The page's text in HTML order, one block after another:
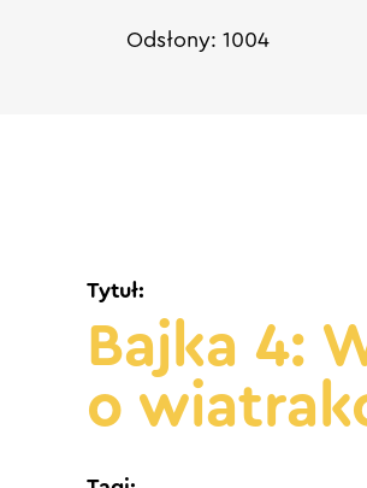
Odsłony: 1004
Bajka 4:
o
Tytuł: